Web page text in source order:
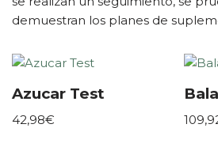
demuestran los planes de
Azucar Test
42,98€